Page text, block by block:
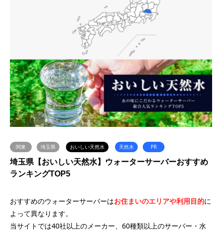
関東 埼玉県 おいしい天然水 天然水 PR
埼玉県【おいしい天然水】ウォーターサーバーおすすめ
ランキングTOP5
おすすめのウォーターサーバーはお住まいのエリアや利用目的に
よって異なります。
当サイトでは40社以上のメーカー、60種類以上のサーバー・水